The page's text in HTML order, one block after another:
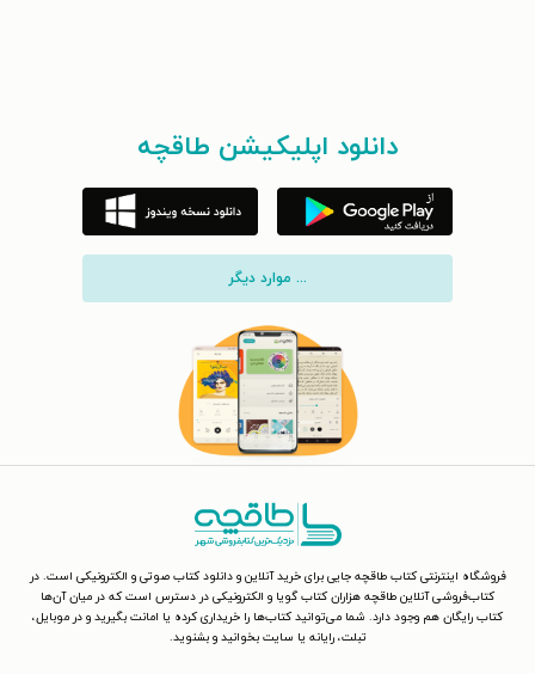
دانلود اپلیکیشن طاقچه
... موارد دیگر
فروشگاه اینترنتی کتاب طاقچه جایی برای خرید آنلاین و دانلود کتاب صوتی و الکترونیکی است. در
کتاب‌فروشی آنلاین طاقچه هزاران کتاب گویا و الکترونیکی در دسترس است که در میان آن‌ها
کتاب رایگان هم وجود دارد. شما می‌توانید کتاب‌ها را خریداری کرده یا امانت بگیرید و در موبایل،
تبلت، رایانه یا سایت بخوانید و بشنوید.